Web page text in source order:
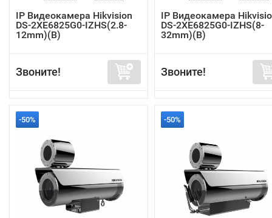
IP Видеокамера Hikvision
DS-2XE6825G0-IZHS(2.8-
12mm)(B)
Звоните!
IP Видеокамера
DS-2XE6825G0-IZHS(8-
32mm)(B)
Звоните!
-50% -50%